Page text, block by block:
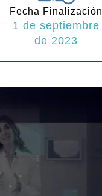
Fecha Finalización
1 de septiembre
de 2023